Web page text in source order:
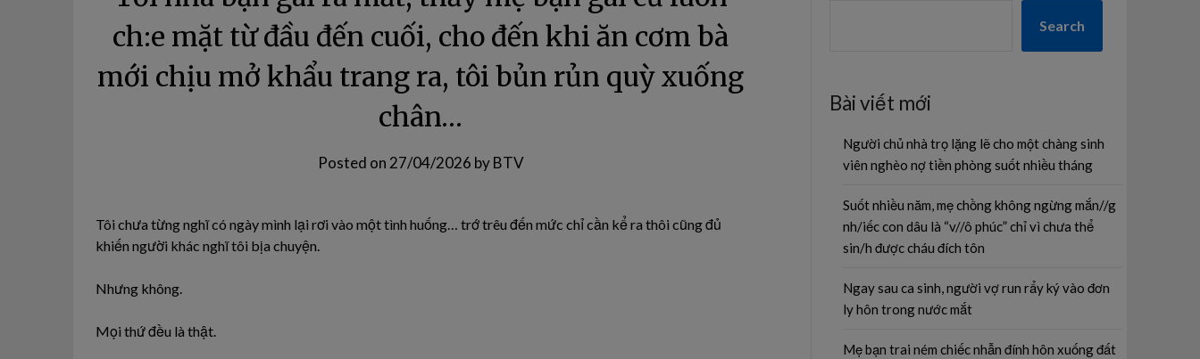
ch:e mặt từ đầu đến cuối, cho đến khi ăn cơm bà
mới chịu mở khẩu trang ra, tôi bủn rủn quỳ xuống
chân…
Posted on 27/04/2026 byBTV
Tôi chưa từng nghĩ có ngày mình lại rơi vào một tình huống… trớ trêu đến mức chỉ cần kể ra thôi cũng đủ
khiến người khác nghĩ tôi bịa chuyện.
Nhưng không.
Mọi thứ đều là thật.
Search
Bài viết mới
Người chủ nhà trọ lặng lẽ cho một chàng sinh
viên nghèo nợ tiền phòng suốt nhiều tháng
Suốt nhiều năm, mẹ chồng không ngừng mắn//g
nh/iếc con dâu là “v//ô phúc” chỉ vì chưa thể
sin/h được cháu đích tôn
Ngay sau ca sinh, người vợ run rẩy ký vào đơn
ly hôn trong nước mắt
Mẹ bạn trai ném chiếc nhẫn đính hôn xuống đất